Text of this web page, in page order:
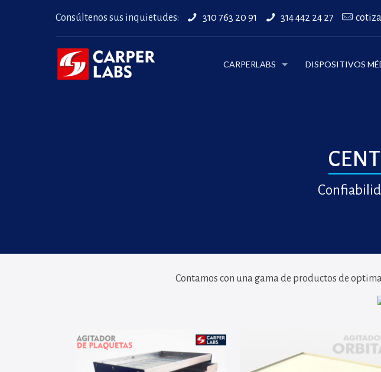
Consúltenos sus inquietudes: 310 763 20 91 314 442 24 27
CARPERLABS DISPOSITIVOS
Contamos con una gama de productos de